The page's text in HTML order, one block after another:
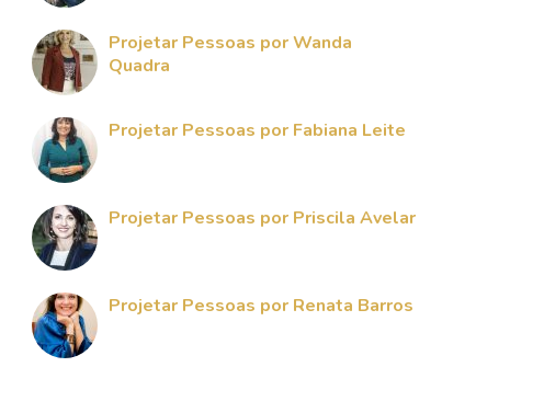
Projetar Pessoas por Wanda
Quadra
Projetar Pessoas por Fabiana Leite
Projetar Pessoas por Priscila Avelar
Projetar Pessoas por Renata Barros